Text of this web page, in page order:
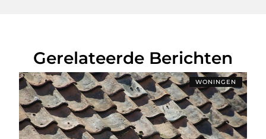
Gerelateerde Berichten
WONINGEN